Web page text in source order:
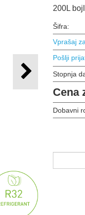
200L
Šifra:
Vprašaj
Pošlji
Stopnja
Cena
Dobavni